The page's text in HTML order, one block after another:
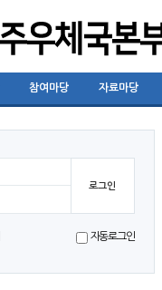
참여마당 자료마당
자동로그인